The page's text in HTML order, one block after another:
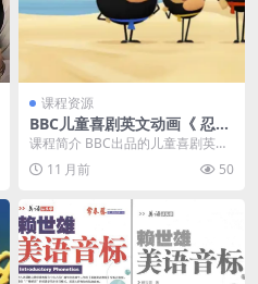
课程资源
BBC儿童喜剧英文动画《 忍者
快递 Ninja Express (视频+音
频) 》
课程简介 BBC出品的儿童喜剧英文
动画《忍者快递》，是一部充满奇
思妙想与欢乐元素...
11 月前 50